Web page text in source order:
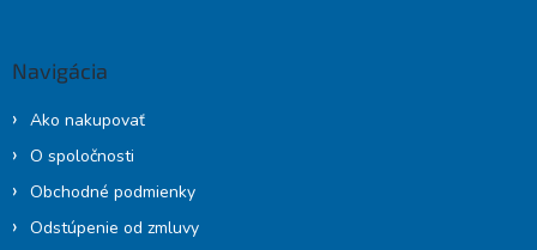
Navigácia
Ako nakupovať
O spoločnosti
Obchodné podmienky
Odstúpenie od zmluvy